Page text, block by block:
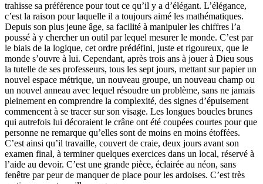
trahisse sa préférence pour tout ce qu’il y a d’élégant. L’élégance,
c’est la raison pour laquelle il a toujours aimé les mathématiques.
Depuis son plus jeune âge, sa facilité à manipuler les chiffres l’a
poussé à y chercher un outil par lequel mesurer le monde. C’est par
le biais de la logique, cet ordre prédéfini, juste et rigoureux, que le
monde s’ouvre à lui. Cependant, après trois ans à jouer à Dieu sous
la tutelle de ses professeurs, tous les sept jours, mettant sur papier un
nouvel espace métrique, un nouveau groupe, un nouveau champ ou
un nouvel anneau avec lequel résoudre un problème, sans ne jamais
pleinement en comprendre la complexité, des signes d’épuisement
commencent à se tracer sur son visage. Les longues boucles brunes
qui autrefois lui décoraient le crâne ont été coupées courtes pour que
personne ne remarque qu’elles sont de moins en moins étoffées.
C’est ainsi qu’il travaille, couvert de craie, deux jours avant son
examen final, à terminer quelques exercices dans un local, réservé à
l’aide au devoir. C’est une grande pièce, éclairée au néon, sans
fenêtre par peur de manquer de place pour les ardoises. C’est très